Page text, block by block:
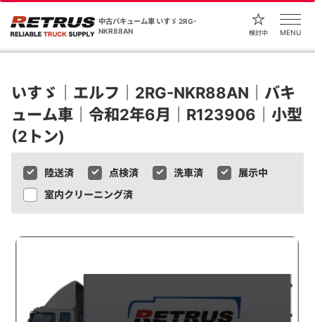
中古バキューム車 いすゞ 2RG-
NKR88AN
検討中 MENU
いすゞ｜エルフ｜2RG-NKR88AN｜バキ
ューム車｜令和2年6月｜R123906｜小型
(2トン)
陸送済 点検済 洗車済
展示中
室内クリーニング済